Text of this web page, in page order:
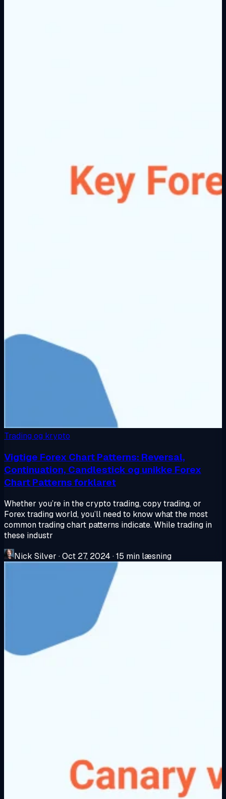
Trading og krypto
Vigtige Forex Chart Patterns: Reversal,
Continuation, Candlestick og unikke Forex
Chart Patterns forklaret
Whether you’re in the crypto trading, copy trading, or
Forex trading world, you’ll need to know what the most
common trading chart patterns indicate. While trading in
these industr
Nick Silver ·Oct 27, 2024 ·15 min læsning